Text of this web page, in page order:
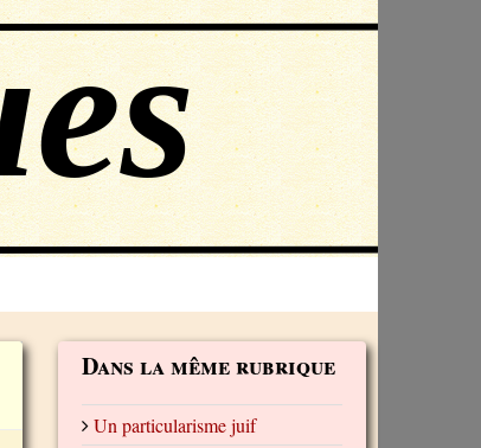
Dans la même rubrique
Un particularisme juif